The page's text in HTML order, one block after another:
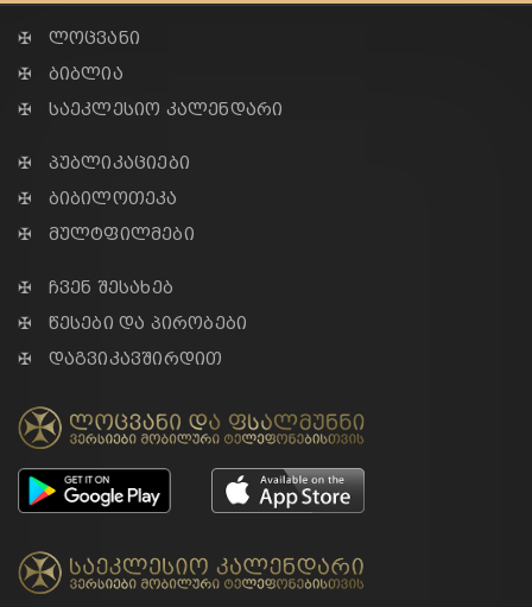
✠ ლოცვანი
✠ ბიბლია
✠ საეკლესიო კალენდარი
✠ პუბლიკაციები
✠ ბიბილოთეკა
✠ მულტფილმები
✠ ჩვენ შესახებ
✠ წესები და პირობები
✠ დაგვიკავშირდით